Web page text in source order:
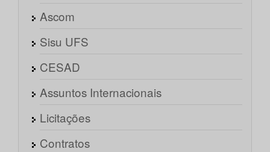
Ascom
Sisu UFS
CESAD
Assuntos Internacionais
Licitações
Contratos